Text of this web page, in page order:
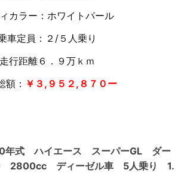
カラー：ホワイトパール
車定員：２/５人乗り
走行距離６．９万ｋｍ
額： ￥３,９５２,８７０ー
式 ハイエース スーパーGL ダー
2800cc ディーゼル車 5人乗り 1.